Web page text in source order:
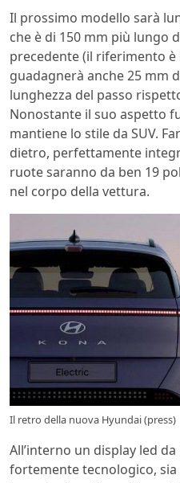
Il prossimo modello sarà
che è di 150 mm più lungo
precedente (il riferimento è
guadagnerà anche 25 mm
lunghezza del passo
Nonostante il suo aspetto
mantiene lo stile da SUV.
dietro, perfettamente
ruote saranno da ben 19
nel corpo della vettura.
Il retro della nuova Hyundai (press)
All’interno un display led
fortemente tecnologico,